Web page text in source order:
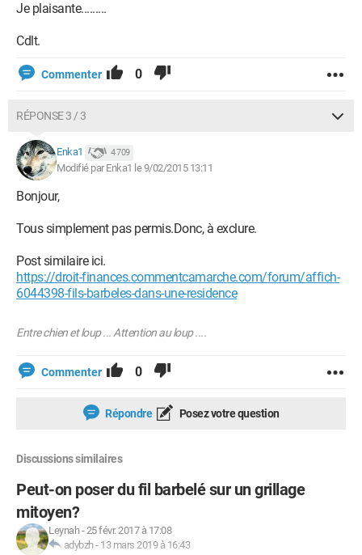
Je plaisante.........
Cdlt.
Commenter 0
RÉPONSE 3 / 3
Enka1 4 709
Modifié par Enka1 le 9/02/2015 13:11
Bonjour,
Tous simplement pas permis.Donc, à exclure.
Post similaire ici.
https://droit-finances.commentcamarche.com/forum/affich-
6044398-fils-barbeles-dans-une-residence
Entre chien et loup ... Attention au loup ....
Commenter 0
Répondre Posez votre question
Discussions similaires
Peut-on poser du fil barbelé sur un grillage
mitoyen?
Leynah-25 févr. 2017 à 17:08
adybzh- 13 mars 2019 à 16:43